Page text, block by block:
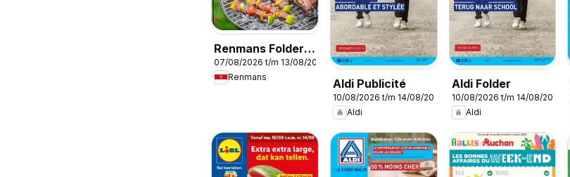
Renmans Folder /
Publicité
07/08/2026 t/m 13/08/2026
Renmans
Aldi Publicité
10/08/2026 t/m 14/08/2026
Aldi
Aldi Folder
10/08/2026 t/m 14/08/2026
Aldi